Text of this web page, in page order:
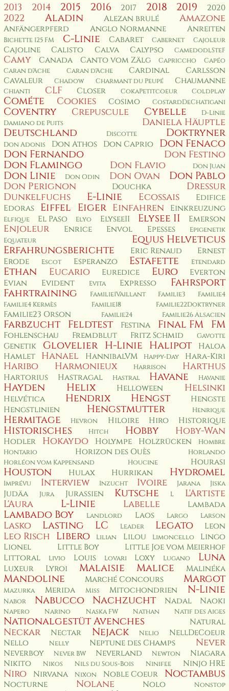
2013 2014 2015 2016 2017 2018 2019 2020
2022 Aladin Alezan brulé Amazone
Anfängerpferd Anglo Normanne Anreiten
Bichette 125 FM C-Linie Cabaret Cabernet Cajoleur
Cajoline Calisto Calva Calypso CamedodlSteF
Camy Canada Canto vom Zälg Capriccho
Capéo
Caran d'Ache
Caran d'Ache Cardinal
Carlsson
Cavaleur
Chadow Charmant du Peupé Chaumanne
Chianti CLF Closer CokaPetitcoeur Coldplay
Cométe Cookies Cosimo CostardDeChatigani
Coventry Crepuscule Cybelle
D-Linie
Damiano de Puits
Daniela Häuptle
Deutschland Discotte Doktryner
Don Adonis Don Athos Don Caprio
Don Fenaco
Don Fernando
Don Festino
Don Flamingo Don Flavio Don Juan
Don Linie Don Odin Don Ovan Don Pablo
Don Perignon Douchka
Dressur
Dunkelfuchs
E-Linie Ecossais
Edifice
Edoras
Eiffel Eiger Einfahren Einkreuzung
Elfique El Paso Elyo ElyseeII Elysee II Emerson
Enjoleur Enrice Envol Epesses
Epigenetik
Equateur
Equus Helveticus
Erfahrungsberichte
Eric Renaud
Ernest
Erode
Escot Esperanzo Estafette Etendard
Ethan Eucario Euredice Euro
Everton
Evian
Evident Evita Expresso
Fahrsport
Fahrtraining
Familie1Vaillant Familie3
Familie4
Familie4 Kermès
Familie18 Familie22Doktryner
Familie23 Orson Familie24 Familie26 Alsacien
Farbzucht Feldtest Festina Final FM FM
Fohlenschau Fremdblut Fritz Schmid Gavotte
Genetik Glovelier H-Linie Halipot
Haloa
Hamlet
Hanael HannibalVM Happy-Day Hara-Kiri
Haribo Harmonieux Harrison Harthus
Hartorius Hastragal Hastral Havane Havanie
Hayden Helix Helloween Helsinki
Helvética Hendrix Hengst
Hengste
Hengstlinien
Hengstmutter Henrique
Hermitage Hevron Hiloire Hiro Historique
Historisches Hitch Hobby Hoby-Wan
Hodler Hokaydo Holympe Holzrücken
Hombre
Hontario
Horizon des Ouès
Horlando
Horléon vom Kappensand
Houcine Hourasi
Houston Hulax Hurrikan Hydromel
Imprévu Interview Inzucht Ivoire Jarana Jiska
Judäa Jura Jurassien Kutsche L
L'Artiste
L'Aura
L-Linie Labelle Lambada
Lambado Boy Landlord Laos Largo Larson
Lasko Lasting LC Leader Legato Leon
Leo Risch Libero Lilian Lilou Limoncello
Lingo
Lionel
Little Boy
Little Joe vom Meierhof
Littoral
Livio Louis Lovari Loxy Lugano Luna
Luxeur Lyroi Malaisie Malice Malinéka
Mandoline Marché Concours Margot
Mazurka Merida Miss Mitochondrien N-Linie
Nabor Nabucco Nachzucht Nadal Naoki
Napero Narino Naska FW Nathan Natif des Aiges
Nationalgestüt Avenches Natural
Neckar Nectar Nejack Nelio
NellDeCoeur
Nello
Nelly Neptune des Champs Never
Neverboy Never BW Neverland Newton
Niagara
Nikito
Nikos Nils du Sous-Bois Ninifee Ninjo HRE
Niro Nirvana Nixon Noble Coeur Noctambus
Nocturne Nolane Nolo Nonstop